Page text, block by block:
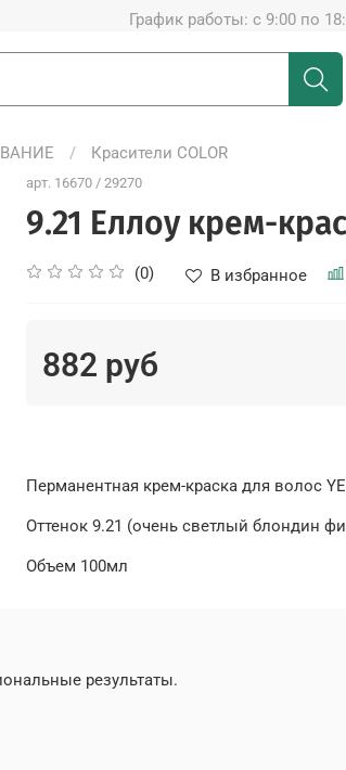
График работы: с 9:00 по
Красители COLOR
арт. 16670 / 29270
9.21 Еллоу крем-
(0) В избранное
882 руб
Перманентная крем-краска для волос
Оттенок 9.21 (очень светлый блондин
Объем 100мл
результаты.